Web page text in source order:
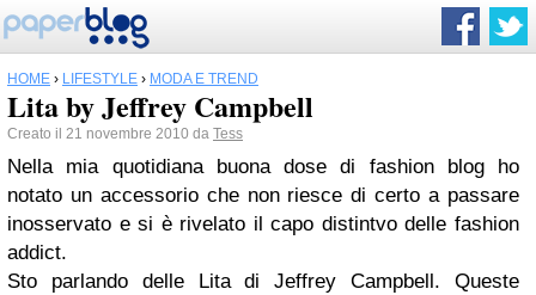
HOME › LIFESTYLE › MODA E TREND
Lita by Jeffrey Campbell
Creato il 21 novembre 2010 da Tess
Nella mia quotidiana buona dose di fashion blog ho
notato un accessorio che non riesce di certo a passare
inosservato e si è rivelato il capo distintvo delle fashion
addict.
Sto parlando delle Lita di Jeffrey Campbell. Queste